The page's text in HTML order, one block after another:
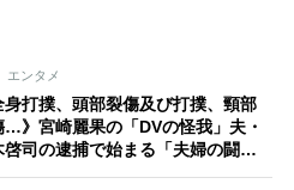
エンタメ
身打撲、頭部裂傷及び打撲、頸部
…》宮崎麗果の「DVの怪我」夫・
啓司の逮捕で始まる「夫婦の闘